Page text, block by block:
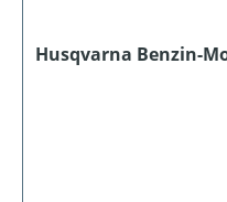
Husqvarna Benzin-